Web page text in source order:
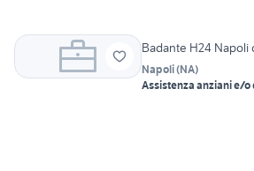
Badante H24 Napoli
Napoli(NA)
Assistenza anziani e/o